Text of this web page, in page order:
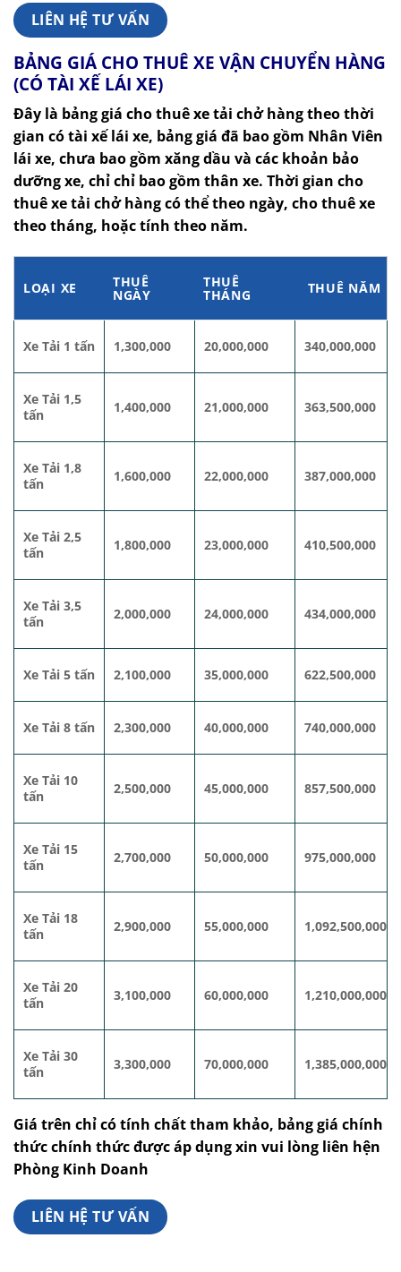
LIÊN HỆ TƯ VẤN
BẢNG GIÁ CHO THUÊ XE VẬN CHUYỂN HÀNG
(CÓ TÀI XẾ LÁI XE)
Đây là bảng giá cho thuê xe tải chở hàng theo thời
gian có tài xế lái xe, bảng giá đã bao gồm Nhân Viên
lái xe, chưa bao gồm xăng dầu và các khoản bảo
dưỡng xe, chỉ chỉ bao gồm thân xe. Thời gian cho
thuê xe tải chở hàng có thể theo ngày, cho thuê xe
theo tháng, hoặc tính theo năm.
LOẠI XE THUÊ
NGÀY
THUÊ
THÁNG THUÊ NĂM
Xe Tải 1 tấn 1,300,000 20,000,000 340,000,000
Xe Tải 1,5
tấn
1,400,000 21,000,000 363,500,000
Xe Tải 1,8
tấn
1,600,000 22,000,000 387,000,000
Xe Tải 2,5
tấn
1,800,000 23,000,000 410,500,000
Xe Tải 3,5
tấn
2,000,000 24,000,000 434,000,000
Xe Tải 5 tấn 2,100,000 35,000,000 622,500,000
Xe Tải 8 tấn 2,300,000 40,000,000 740,000,000
Xe Tải 10
tấn
2,500,000 45,000,000 857,500,000
Xe Tải 15
tấn
2,700,000 50,000,000 975,000,000
Xe Tải 18
tấn
2,900,000 55,000,000 1,092,500,000
Xe Tải 20
tấn
3,100,000 60,000,000 1,210,000,000
Xe Tải 30
tấn
3,300,000 70,000,000 1,385,000,000
Giá trên chỉ có tính chất tham khảo, bảng giá chính
thức chính thức được áp dụng xin vui lòng liên hện
Phòng Kinh Doanh
LIÊN HỆ TƯ VẤN